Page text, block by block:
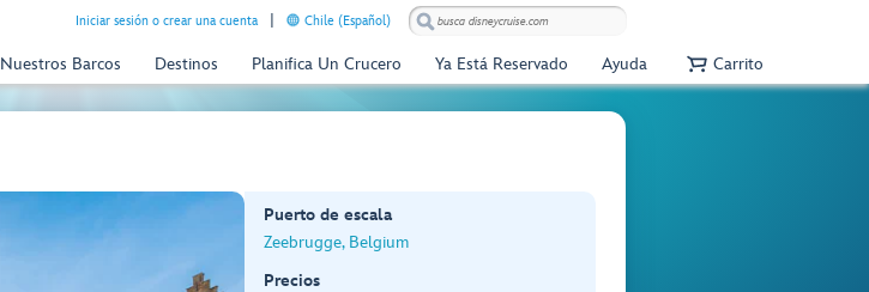
Iniciar sesión o crear una cuenta Chile (Español)
Nuestros Barcos Destinos Planifica Un Crucero Ya Está Reservado Ayuda Carrito
Puerto de escala
Zeebrugge, Belgium
Precios